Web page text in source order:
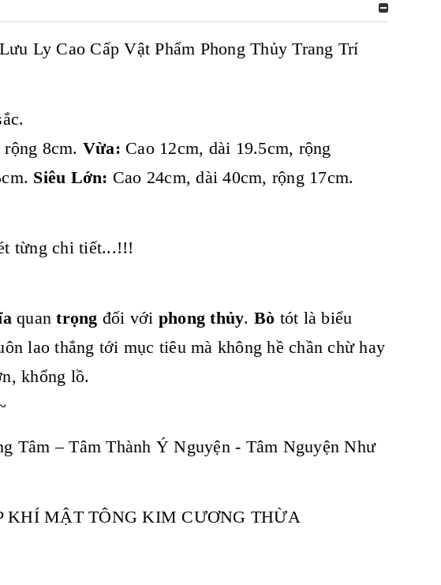
Ly Cao Cấp Vật Phẩm Phong Thủy Trang Trí
8cm. Vừa: Cao 12cm, dài 19.5cm, rộng
Siêu Lớn: Cao 24cm, dài 40cm, rộng 17cm.
từng chi tiết...!!!
quantrọng đối với phong thủy. Bò tót là biểu
lao thẳng tới mục tiêu mà không hề chần chừ hay
khổng lồ.
Tâm – Tâm Thành Ý Nguyện - Tâm Nguyện Như
KHÍ MẬT TÔNG KIM CƯƠNG THỪA